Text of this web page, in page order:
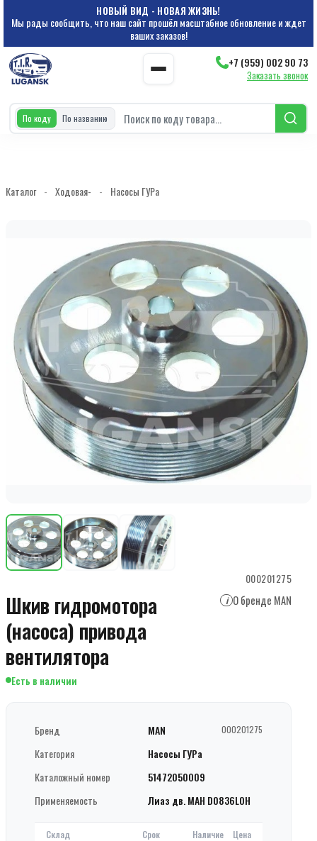
НОВЫЙ ВИД - НОВАЯ ЖИЗНЬ!
Мы рады сообщить, что наш сайт прошёл масштабное обновление и ждет
ваших заказов!
+7 (959) 002 90 73
Заказать звонок
По коду По названию
Каталог - Ходовая- - Насосы ГУРа
000201275
Шкив гидромотора
(насоса) привода
вентилятора
i О бренде MAN
Есть в наличии
Бренд MAN 000201275
Категория
Насосы ГУРа
Каталожный номер
51472050009
Применяемость
Лиаз дв. МАН D0836LOH
Склад Срок Наличие Цена